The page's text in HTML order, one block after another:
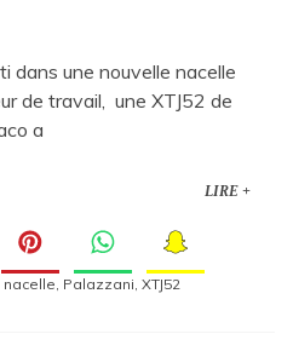
dans une nouvelle nacelle
de travail, une XTJ52 de
a
LIRE +
nacelle Palazzani XTJ52